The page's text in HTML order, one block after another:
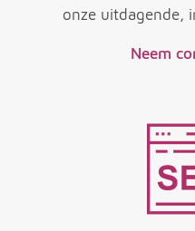
onze uitdagende,
Neem